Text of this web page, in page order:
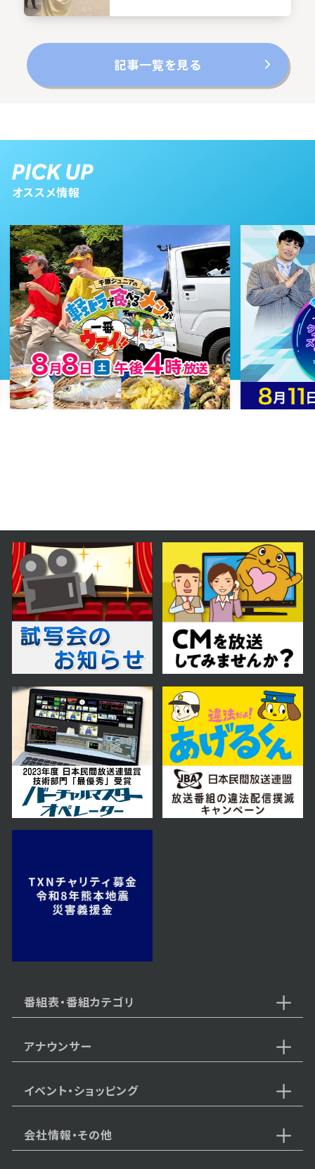
記事一覧を見る
オススメ情報
番組表・番組カテゴリ
アナウンサー
イベント・ショッピング
会社情報・その他